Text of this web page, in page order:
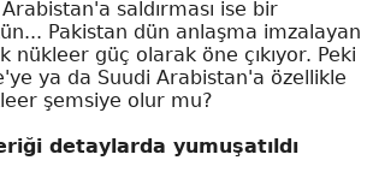
saldırması ise bir
Pakistan dün anlaşma imzalayan
nükleer güç olarak öne çıkıyor. Peki
ya da Suudi Arabistan'a özellikle
şemsiye olur mu?
detaylarda yumuşatıldı